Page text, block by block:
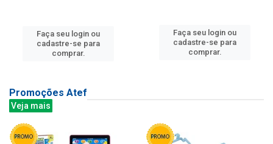
Faça seu login ou
cadastre-se para
comprar.
Faça seu login ou
cadastre-se para
comprar.
Promoções Atef
Veja mais